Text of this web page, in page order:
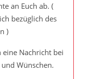
an Euch ab. (
bezüglich des
)
Nachricht bei
Wünschen.